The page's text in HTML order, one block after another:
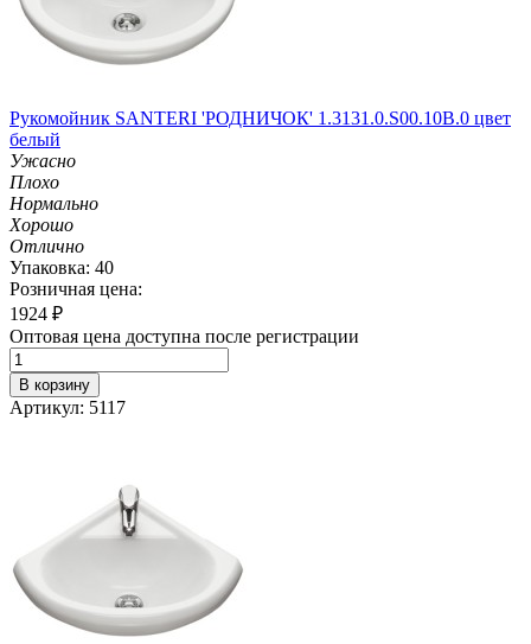
Рукомойник SANTERI 'РОДНИЧОК' 1.3131.0.S00.10B.0 цвет
белый
Ужасно
Плохо
Нормально
Хорошо
Отлично
Упаковка: 40
Розничная цена:
1924 ₽
Оптовая цена доступна после регистрации
В корзину
Артикул: 5117